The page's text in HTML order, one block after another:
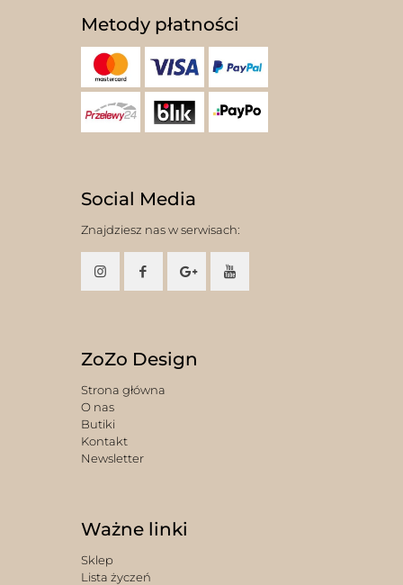
Metody płatności
Social Media
Znajdziesz nas w serwisach:
ZoZo Design
Strona główna
O nas
Butiki
Kontakt
Newsletter
Ważne linki
Sklep
Lista życzeń